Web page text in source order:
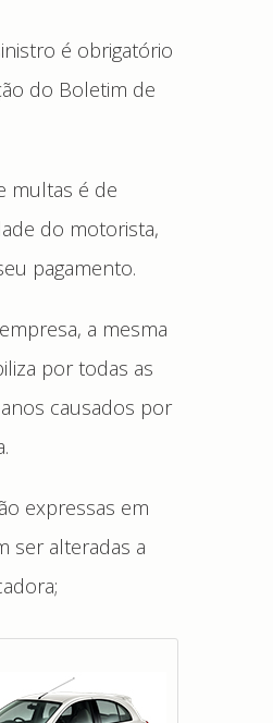
é obrigatório
do Boletim de
multas é de
do motorista,
pagamento.
a mesma
por todas as
causados por
expressas em
ser alteradas a